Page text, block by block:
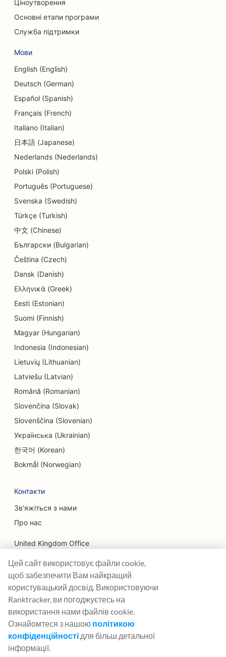
SEO для магазинів одягу
SEO для кексових магазинів
SEO для танцювальних студій
SEO для дитячих садків
SEO для послуг боргового консультування
SEO для делікатесів
SEO для стоматологічних клінік
SEO для послуг дермабразії
SEO для магазинів деталей
SEO для ресторанів
SEO для хімчисток
SEO для освітніх послуг та послуг по догляду
SEO для електриків
SEO для магазинів електроніки
SEO для лікарів-ендодонтистів
SEO для інжинірингових компаній
SEO для квест-кімнат
ЕО для етнічних ресторанів
SEO для ресторанів 'від ферми до столу
SEO для ресторанів швидкого харчування
SEO для фінансових послуг
SEO для ресторанів високої кухні
SEO для фінансових планувальників
SEO для фуд-кортів
SEO для флористів
SEO для продуктових вантажівок
SEO для французьких кондитерських
Ціноутворення
Основні етапи програми
Служба підтримки
Мови
English (English)
Deutsch (German)
Español (Spanish)
Français (French)
Italiano (Italian)
日本語 (Japanese)
Nederlands (Nederlands)
Polski (Polish)
Português (Portuguese)
Svenska (Swedish)
Türkçe (Turkish)
中文 (Chinese)
Български (Bulgarian)
Čeština (Czech)
Dansk (Danish)
Ελληνικά (Greek)
Eesti (Estonian)
Suomi (Finnish)
Magyar (Hungarian)
Indonesia (Indonesian)
Lietuvių (Lithuanian)
Latviešu (Latvian)
Română (Romanian)
Slovenčina (Slovak)
Slovenščina (Slovenian)
Українська (Ukrainian)
한국어 (Korean)
Bokmål (Norwegian)
Контакти
Зв'яжіться з нами
Про нас
United Kingdom Office
Ranktracker Ltd
144A Clerkenwell Rd
London, EC1R 5DF
Company No: 08820809
felix@ranktracker.com
2015 -
Цей сайт використовує файли cookie,
щоб забезпечити Вам найкращий
користувацький досвід. Використовуючи
Ranktracker, ви погоджуєтесь на
використання нами файлів cookie.
Ознайомтеся з нашою політикою
конфіденційності для більш детальної
інформації.